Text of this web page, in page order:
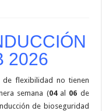
2026
de flexibilidad no tienen
semana (04al 06 de
de bioseguridad